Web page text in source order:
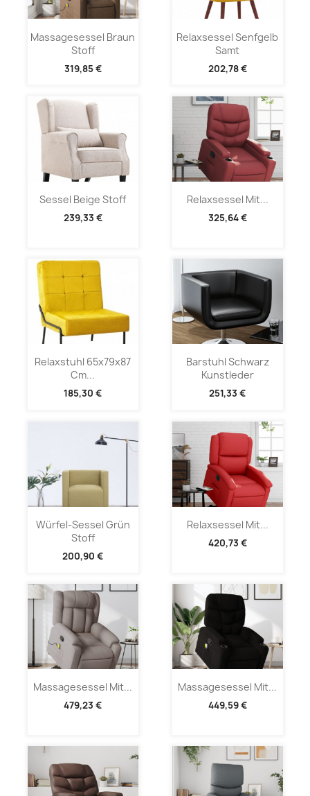
Massagesessel Braun
Stoff
319,85 €
Relaxsessel Senfgelb
Samt
202,78 €
Sessel Beige Stoff
239,33 €
Relaxsessel Mit...
325,64 €
Relaxstuhl 65x79x87
Cm...
185,30 €
Barstuhl Schwarz
Kunstleder
251,33 €
Würfel-Sessel Grün
Stoff
200,90 €
Relaxsessel Mit...
420,73 €
Massagesessel Mit...
479,23 €
Massagesessel Mit...
449,59 €